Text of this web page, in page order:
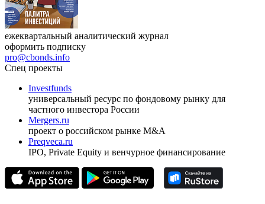
ежеквартальный аналитический журнал
оформить подписку
pro@cbonds.info
Спец проекты
Investfunds
универсальный ресурс по фондовому рынку для
частного инвестора России
проект о российском рынке M&A
Preqveca.ru